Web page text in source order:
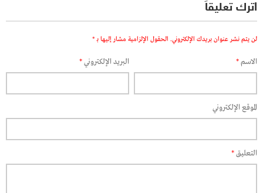
اترك تعليقاً
لن يتم نشر عنوان بريدك الإلكتروني. الحقول الإلزامية مشار إليها بـ *
الاسم* البريد الإلكتروني*
الموقع الإلكتروني
التعليق*